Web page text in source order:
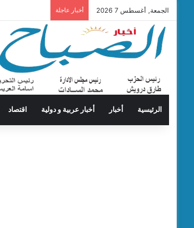
الجمعة, أغسطس 7 2026 أخبار عاجلة
الرئيسية أخبار أخبار عربية و دولية اقتصاد